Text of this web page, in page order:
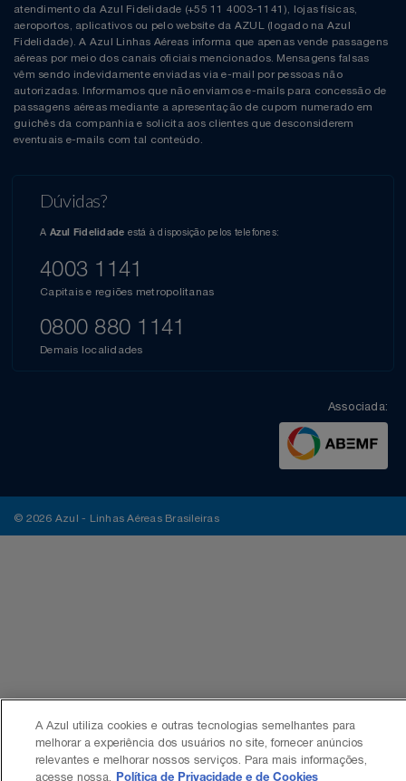
atendimento da Azul Fidelidade (+55 11 4003-1141), lojas físicas,
aeroportos, aplicativos ou pelo website da AZUL (logado na Azul
Fidelidade). A Azul Linhas Aéreas informa que apenas vende passagens
aéreas por meio dos canais oficiais mencionados. Mensagens falsas
vêm sendo indevidamente enviadas via e-mail por pessoas não
autorizadas. Informamos que não enviamos e-mails para concessão de
passagens aéreas mediante a apresentação de cupom numerado em
guichês da companhia e solicita aos clientes que desconsiderem
eventuais e-mails com tal conteúdo.
Dúvidas?
A Azul Fidelidade está à disposição pelos telefones:
4003 1141
Capitais e regiões metropolitanas
0800 880 1141
Demais localidades
Associada:
© 2026 Azul - Linhas Aéreas Brasileiras
A Azul utiliza cookies e outras tecnologias semelhantes para
melhorar a experiência dos usuários no site, fornecer anúncios
relevantes e melhorar nossos serviços. Para mais informações,
acesse nossa.